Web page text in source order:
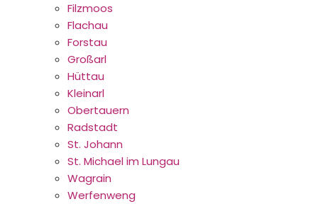
Filzmoos
Flachau
Forstau
Großarl
Hüttau
Kleinarl
Obertauern
Radstadt
St. Johann
St. Michael im Lungau
Wagrain
Werfenweng